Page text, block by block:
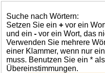
Suche nach Wörtern:
Setzen Sie ein + vor ein
und ein - vor ein Wort, das
Verwenden Sie mehrere
einer Klammer, wenn nur
muss. Benutzen Sie ein *
Übereinstimmungen.